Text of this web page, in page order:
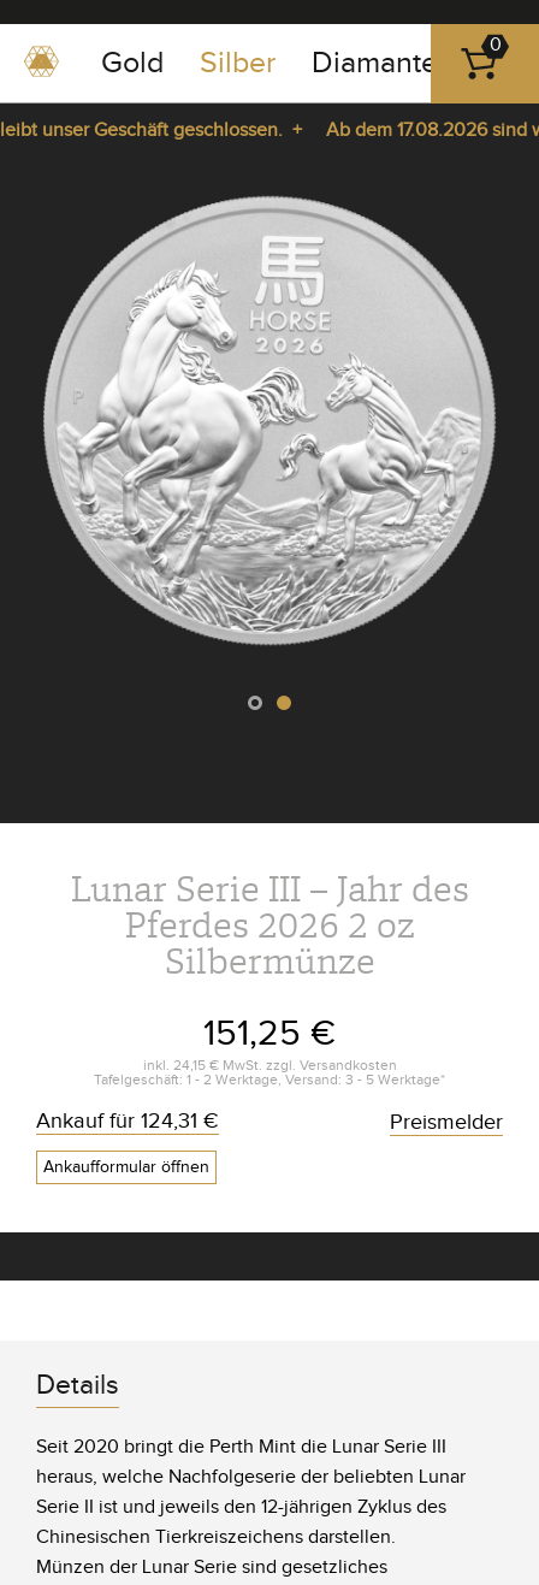
0351
-
43
Gold Silber Diamanten
0
unser Geschäft geschlossen. +
Ab dem 17.08.2026 sind
Lunar Serie III – Jahr des
Pferdes 2026 2 oz
Silbermünze
151,25 €
inkl. 24,15 €MwSt. zzgl. Versandkosten
Tafelgeschäft: 1 - 2 Werktage, Versand: 3 - 5 Werktage*
Ankauf für 124,31 €
Ankaufformular öffnen
Preismelder
Details
Seit 2020 bringt die Perth Mint die Lunar Serie III
heraus, welche Nachfolgeserie der beliebten Lunar
Serie II ist und jeweils den 12-jährigen Zyklus des
Chinesischen Tierkreiszeichens darstellen.
Münzen der Lunar Serie sind gesetzliches